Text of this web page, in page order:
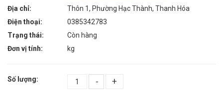
Địa chỉ:
Thôn 1, Phường Hạc Thành, Thanh Hóa
Điện thoại:
0385342783
Trạng thái:
Còn hàng
Đơn vị tính:
kg
Số lượng: - +